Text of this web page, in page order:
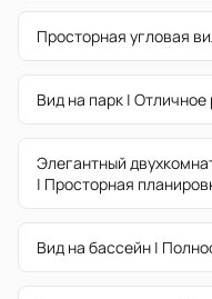
Просторная угловая
Вид на парк |
Элегантный
| Просторная
Вид на бассейн |